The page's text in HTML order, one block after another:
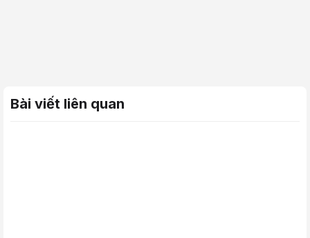
Bài viết liên quan